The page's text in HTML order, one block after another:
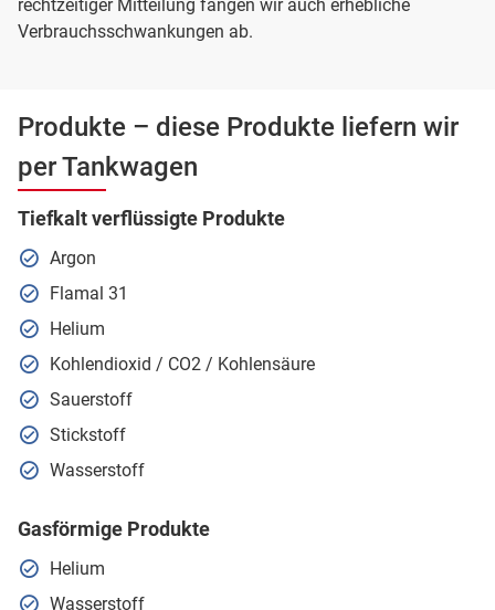
rechtzeitiger Mitteilung fangen wir auch erhebliche
Verbrauchsschwankungen ab.
Produkte – diese Produkte liefern wir
per Tankwagen
Tiefkalt verflüssigte Produkte
Argon
Flamal 31
Helium
Kohlendioxid / CO2 / Kohlensäure
Sauerstoff
Stickstoff
Wasserstoff
Gasförmige Produkte
Helium
Wasserstoff